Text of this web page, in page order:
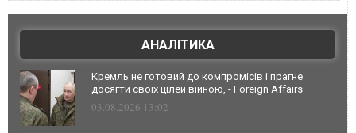
АНАЛІТИКА
Кремль не готовий до компромісів і прагне
досягти своїх цілей війною, - Foreign Affairs
03.08.2026 13:02